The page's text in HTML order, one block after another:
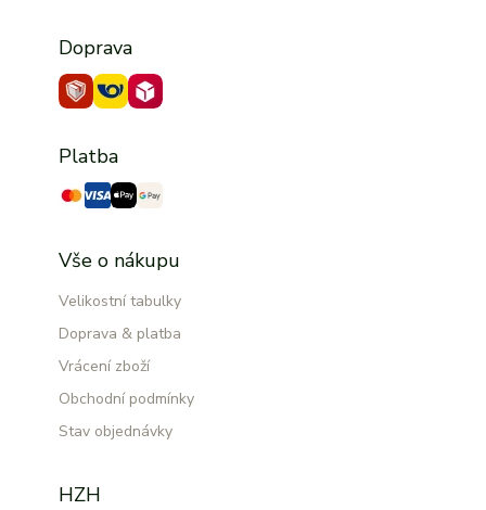
Doprava
Platba
Vše o nákupu
Velikostní tabulky
Doprava & platba
Vrácení zboží
Obchodní podmínky
Stav objednávky
HZH